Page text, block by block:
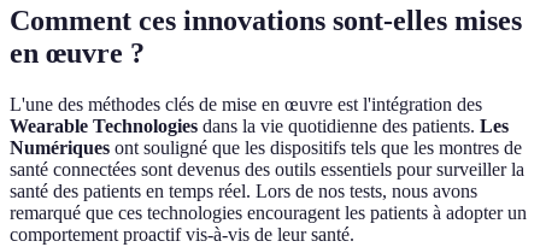
Comment ces innovations sont-elles mises
en œuvre ?
L'une des méthodes clés de mise en œuvre est l'intégration des
Wearable Technologies dans la vie quotidienne des patients. Les
Numériques ont souligné que les dispositifs tels que les montres de
santé connectées sont devenus des outils essentiels pour surveiller la
santé des patients en temps réel. Lors de nos tests, nous avons
remarqué que ces technologies encouragent les patients à adopter un
comportement proactif vis-à-vis de leur santé.